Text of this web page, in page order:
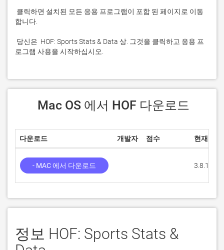
로그램 사용을 시작하십시오.
Mac OS 에서 HOF 다운로드
다운로드 개발자 점수 현재 버전
- MAC 에서 다운로드 3.8.1
정보 HOF: Sports Stats &